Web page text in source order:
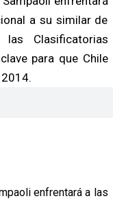
a su similar de
Clasificatorias
para que Chile
enfrentará a las